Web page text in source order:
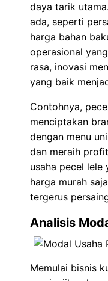
daya tarik
ada, seperti
harga bahan
operasional
rasa, inovasi
yang baik
Contohnya,
menciptakan
dengan menu
dan meraih
usaha pecel lele
harga murah
tergerus
Analisis
Memulai bisnis